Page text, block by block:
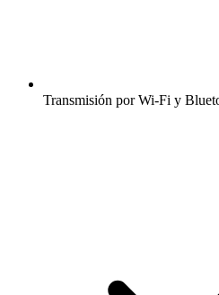
Transmisión por Wi-Fi y